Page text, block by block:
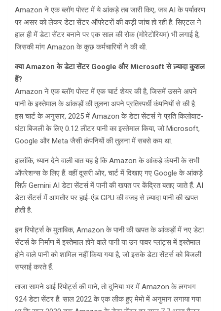
Amazon ने एक ब्लॉग पोस्ट में ये आंकड़े तब जारी किए, जब AI के पर्यावरण
पर असर को लेकर डेटा सेंटर ऑपरेटरों की कड़ी जांच हो रही है. सिएटल ने
हाल ही में डेटा सेंटर बनाने पर एक साल की रोक (मोरेटोरियम) भी लगाई है,
जिसकी मांग Amazon के कुछ कर्मचारियों ने की थी.
क्या Amazon के डेटा सेंटर Google और Microsoft से ज़्यादा कुशल
हैं?
Amazon ने एक ब्लॉग पोस्ट में एक चार्ट शेयर की है, जिसमें उसने अपने
पानी के इस्तेमाल के आंकड़ों की तुलना अपने प्रतिस्पर्धी कंपनियों से की है.
इस चार्ट के अनुसार, 2025 में Amazon के डेटा सेंटर्स ने प्रति किलोवाट-
घंटा बिजली के लिए 0.12 लीटर पानी का इस्तेमाल किया, जो Microsoft,
Google और Meta जैसी कंपनियों की तुलना में सबसे कम था.
हालांकि, ध्यान देने वाली बात यह है कि Amazon के आंकड़े कंपनी के सभी
ऑपरेशन्स के लिए हैं. वहीं दूसरी ओर, चार्ट में दिखाए गए Google के आंकड़े
सिर्फ़ Gemini AI डेटा सेंटर्स में पानी की खपत पर केंद्रित बताए जाते हैं. AI
डेटा सेंटर्स में आमतौर पर हाई-एंड GPU की वजह से ज़्यादा पानी की खपत
होती है.
इन रिपोर्ट्स के मुताबिक, Amazon के पानी की खपत के आंकड़ों में नए डेटा
सेंटर्स के निर्माण में इस्तेमाल होने वाले पानी या उन पावर प्लांट्स में इस्तेमाल
होने वाले पानी को शामिल नहीं किया गया है, जो इसके डेटा सेंटर्स को बिजली
सप्लाई करते हैं.
ताजा सामने आई रिपोर्ट्स की माने, तो दुनिया भर में Amazon के लगभग
924 डेटा सेंटर हैं. साल 2022 के एक लीक हुए मेमो में अनुमान लगाया गया